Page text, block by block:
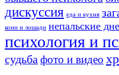
дискуссия еда и кухня
кони и лошади непальские
психология и
судьба фото и видео